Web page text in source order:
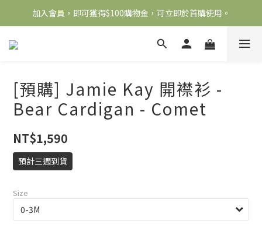
全館滿2000免運
加入會員，即可獲得$100購物金，可立即於首購使用。
滿5000送500購物金，滿8000送800購物金
[預購] Jamie Kay 開襟衫 -
Bear Cardigan - Comet
NT$1,590
預計三週到貨
Size